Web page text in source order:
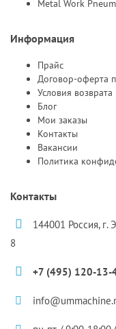
Metal Work
Информация
Прайс
Договор-оферта
Условия возврата
Блог
Мои заказы
Контакты
Вакансии
Политика
Контакты
144001 Россия, г.
8
+7 (495) 120-13-